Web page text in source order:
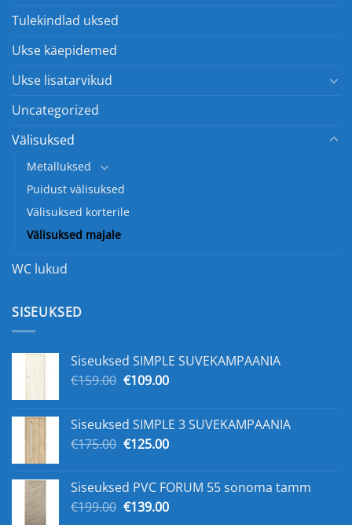
Tulekindlad uksed
Ukse käepidemed
Ukse lisatarvikud
Uncategorized
Välisuksed
Metalluksed
Puidust välisuksed
Välisuksed korterile
Välisuksed majale
WC lukud
SISEUKSED
Siseuksed SIMPLE SUVEKAMPAANIA
€159.00 Original
€159.00.
€109.00Current
€109.00.
Siseuksed SIMPLE 3 SUVEKAMPAANIA
€175.00 Original
€175.00.
€125.00Current
€125.00.
Siseuksed PVC FORUM 55 sonoma tamm
€199.00 Original
€139.00Current